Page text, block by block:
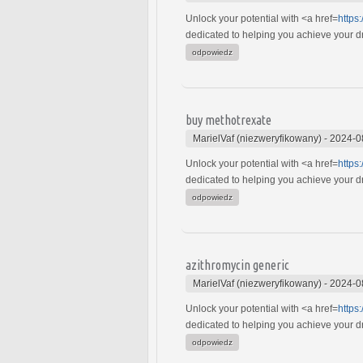
Unlock your potential with <a href=
dedicated to helping you achieve your
odpowiedz
buy methotrexate
MarielVaf (niezweryfikowany) - 2024-
Unlock your potential with <a href=
dedicated to helping you achieve your
odpowiedz
azithromycin generic
MarielVaf (niezweryfikowany) - 2024-
Unlock your potential with <a href=
dedicated to helping you achieve your
odpowiedz